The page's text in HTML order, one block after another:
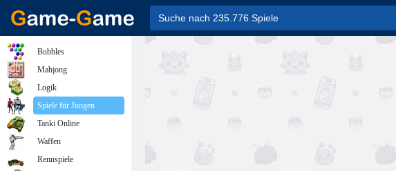
Bubbles
Mahjong
Logik
Spiele für Jungen
Tanki Online
Waffen
Rennspiele